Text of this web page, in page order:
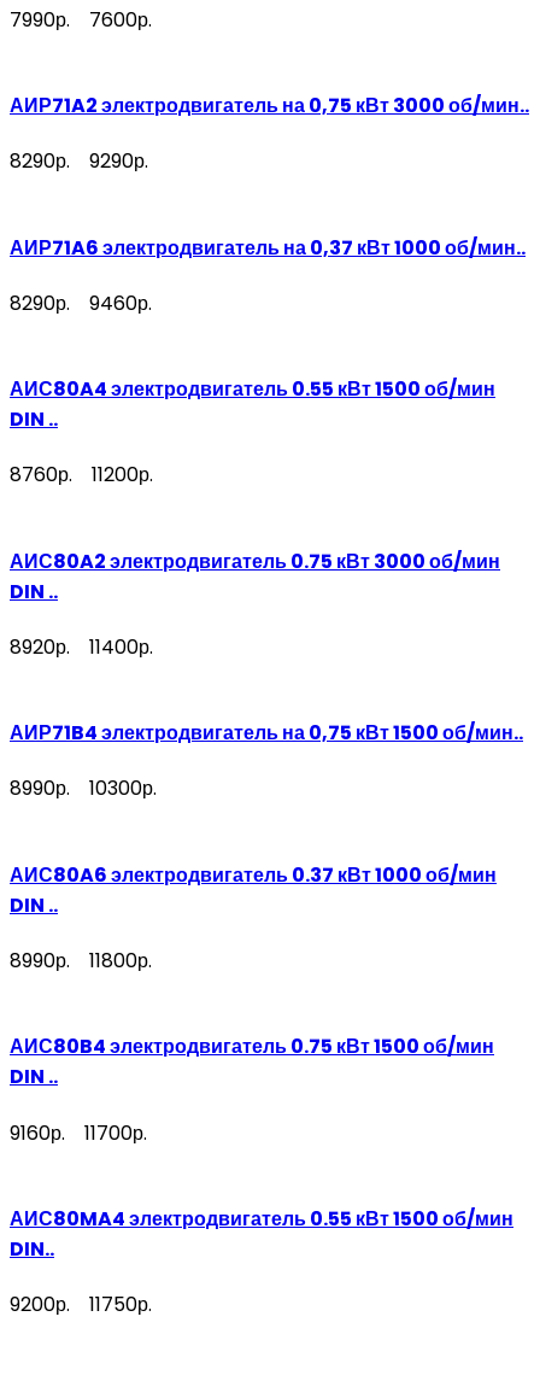
7990р. 7600р.
АИР71A2 электродвигатель на 0,75 кВт 3000 об/мин..
8290р. 9290р.
АИР71A6 электродвигатель на 0,37 кВт 1000 об/мин..
8290р. 9460р.
АИС80A4 электродвигатель 0.55 кВт 1500 об/мин
DIN ..
8760р. 11200р.
АИС80A2 электродвигатель 0.75 кВт 3000 об/мин
DIN ..
8920р. 11400р.
АИР71B4 электродвигатель на 0,75 кВт 1500 об/мин..
8990р. 10300р.
АИС80A6 электродвигатель 0.37 кВт 1000 об/мин
DIN ..
8990р. 11800р.
АИС80B4 электродвигатель 0.75 кВт 1500 об/мин
DIN ..
9160р. 11700р.
АИС80MA4 электродвигатель 0.55 кВт 1500 об/мин
DIN..
9200р. 11750р.